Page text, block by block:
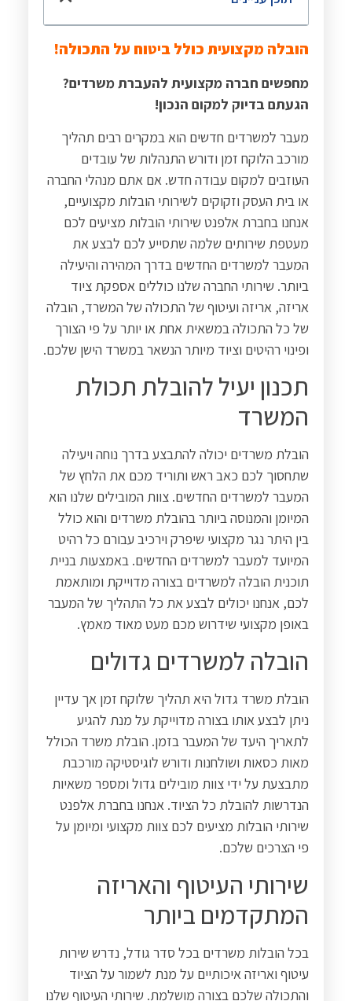
הובלה מקצועית כולל ביטוח על התכולה!
מחפשים חברה מקצועית להעברת משרדים?
הגעתם בדיוק למקום הנכון!
מעבר למשרדים חדשים הוא במקרים רבים תהליך
מורכב הלוקח זמן ודורש התנהלות של עובדים
העוזבים למקום עבודה חדש. אם אתם מנהלי החברה
או בית העסק וזקוקים לשירותי הובלות מקצועיים,
אנחנו בחברת אלפנט שירותי הובלות מציעים לכם
מעטפת שירותים שלמה שתסייע לכם לבצע את
המעבר למשרדים החדשים בדרך המהירה והיעילה
ביותר. שירותי החברה שלנו כוללים אספקת ציוד
אריזה, אריזה ועיטוף של התכולה של המשרד, הובלה
של כל התכולה במשאית אחת או יותר על פי הצורך
ופינוי רהיטים וציוד מיותר הנשאר במשרד הישן שלכם.
תכנון יעיל להובלת תכולת
המשרד
הובלת משרדים יכולה להתבצע בדרך נוחה ויעילה
שתחסוך לכם כאב ראש ותוריד מכם את הלחץ של
המעבר למשרדים החדשים. צוות המובילים שלנו הוא
המיומן והמנוסה ביותר בהובלת משרדים והוא כולל
בין היתר נגר מקצועי שיפרק וירכיב עבורם כל רהיט
המיועד למעבר למשרדים החדשים. באמצעות בניית
תוכנית הובלה למשרדים בצורה מדוייקת ומותאמת
לכם, אנחנו יכולים לבצע את כל התהליך של המעבר
באופן מקצועי שידרוש מכם מעט מאוד מאמץ.
הובלה למשרדים גדולים
הובלת משרד גדול היא תהליך שלוקח זמן אך עדיין
ניתן לבצע אותו בצורה מדוייקת על מנת להגיע
לתאריך היעד של המעבר בזמן. הובלת משרד הכולל
מאות כסאות ושולחנות ודורש לוגיסטיקה מורכבת
מתבצעת על ידי צוות מובילים גדול ומספר משאיות
הנדרשות להובלת כל הציוד. אנחנו בחברת אלפנט
שירותי הובלות מציעים לכם צוות מקצועי ומיומן על
פי הצרכים שלכם.
שירותי העיטוף והאריזה
המתקדמים ביותר
בכל הובלות משרדים בכל סדר גודל, נדרש שירות
עיטוף ואריזה איכותיים על מנת לשמור על הציוד
והתכולה שלכם בצורה מושלמת. שירותי העיטוף שלנו